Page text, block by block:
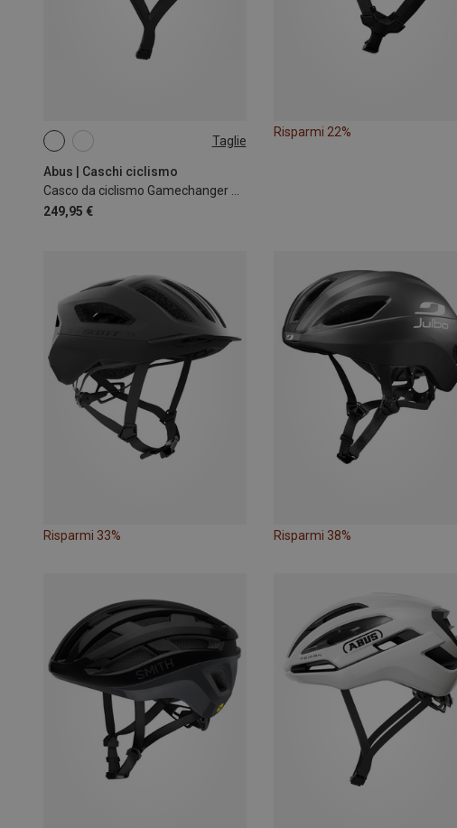
Taglie
Abus | Caschi ciclismo
Casco da ciclismo Gamechanger 2.0
249,95 €
51-55CM
Risparmi 22%
Risparmi 33% Risparmi 38%